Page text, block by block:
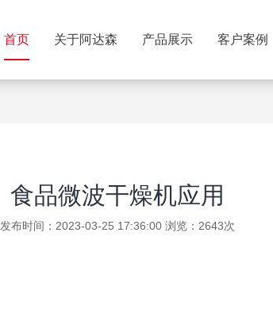
首页 关于阿达森 产品展示 客户案例
食品微波干燥机应用
发布时间：2023-03-25 17:36:00 浏览：2643次